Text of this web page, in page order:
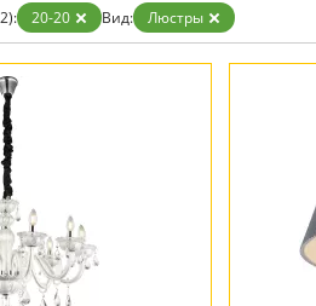
20-20 Вид: Люстры